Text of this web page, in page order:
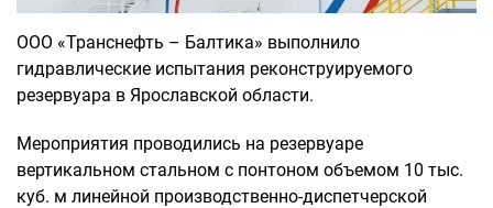
ООО «Транснефть – Балтика» выполнило
гидравлические испытания реконструируемого
резервуара в Ярославской области.
Мероприятия проводились на резервуаре
вертикальном стальном с понтоном объемом 10 тыс.
куб. м линейной производственно-диспетчерской